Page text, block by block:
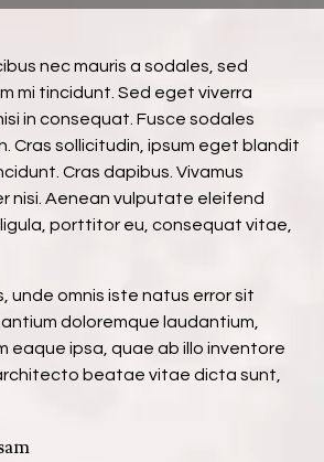
nec mauris a sodales, sed
mi tincidunt. Sed eget viverra
in consequat. Fusce sodales
Cras sollicitudin, ipsum eget blandit
Cras dapibus. Vivamus
nisi. Aenean vulputate eleifend
porttitor eu, consequat vitae,
unde omnis iste natus error sit
doloremque laudantium,
eaque ipsa, quae ab illo inventore
beatae vitae dicta sunt,